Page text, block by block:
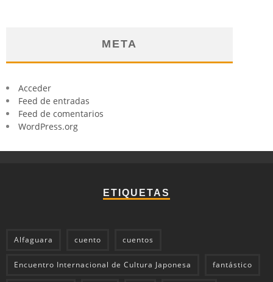
META
Acceder
Feed de entradas
Feed de comentarios
WordPress.org
ETIQUETAS
Alfaguara cuento cuentos
Encuentro Internacional de Cultura Japonesa fantástico